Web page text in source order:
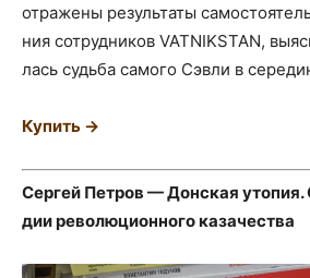
отра­же­ны резуль­та­ты
ния сотруд­ни­ков VATNIKSTAN,
лась судь­ба само­го Сэв­ли в
Купить →
Сер­гей Пет­ров — Дон­ская уто­пия.
дии рево­лю­ци­он­но­го казачества